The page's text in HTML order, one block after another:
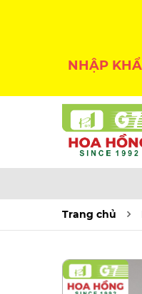
NHẬP
Trang chủ